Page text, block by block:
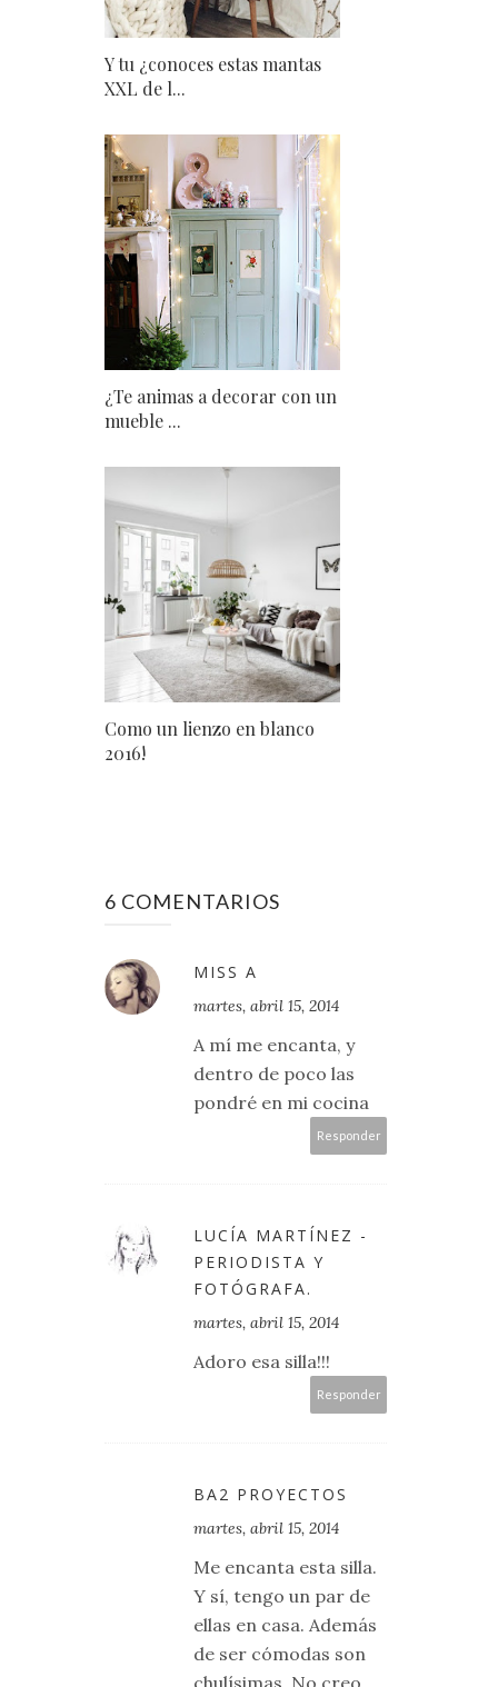
Y tu ¿conoces estas mantas
XXL de l...
¿Te animas a decorar con un
mueble ...
Como un lienzo en blanco
2016!
6 COMENTARIOS
MISS A
martes, abril 15, 2014
A mí me encanta, y
dentro de poco las
pondré en mi cocina
Responder
LUCÍA MARTÍNEZ -
PERIODISTA Y
FOTÓGRAFA.
martes, abril 15, 2014
Adoro esa silla!!!
Responder
BA2 PROYECTOS
martes, abril 15, 2014
Me encanta esta silla.
Y sí, tengo un par de
ellas en casa. Además
de ser cómodas son
chulísimas. No creo